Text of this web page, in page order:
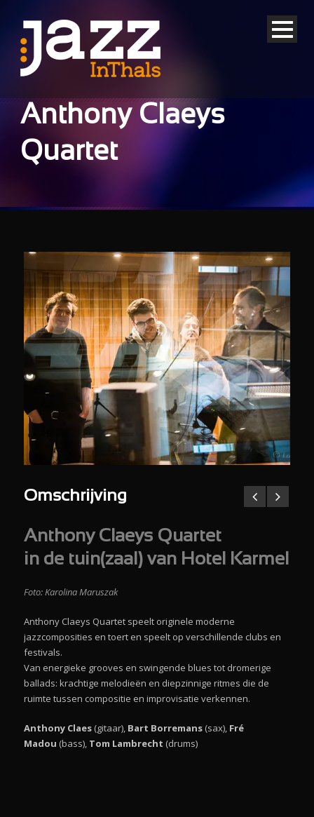
Anthony Claeys
Quartet
Omschrijving
Anthony Claeys Quartet
in de tuin(zaal) van Hotel Karmel
Foto: Karolina Maruszak
Anthony Claeys Quartet speelt originele moderne
jazzcomposities en toert en speelt op verschillende clubs en
festivals.
Van energieke grooves en swingende blues tot dromerige
ballads: krachtige melodieën en diepzinnige ritmes die de
ruimte tussen compositie en improvisatie verkennen.
Anthony Claes (gitaar), Bart Borremans (sax), Fré
Madou (bass), Tom Lambrecht (drums)